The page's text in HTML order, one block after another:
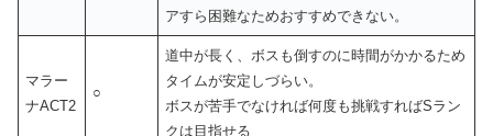
アすら困難なためおすすめできない。
マラー
ナACT2
○
道中が長く、ボスも倒すのに時間がかかるため
タイムが安定しづらい。
ボスが苦手でなければ何度も挑戦すればSラン
クは目指せる